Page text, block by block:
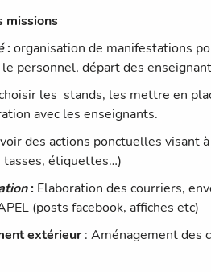
missions
: organisation de manifestations
personnel, départ des
les stands, les mettre en
avec les enseignants.
des actions ponctuelles visant
tasses, étiquettes…)
: Elaboration des courriers,
(posts facebook, affiches etc)
extérieur : Aménagement des